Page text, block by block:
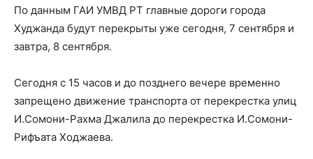
По данным ГАИ УМВД РТ главные дороги города
Худжанда будут перекрыты уже сегодня, 7 сентября и
завтра, 8 сентября.
Сегодня с 15 часов и до позднего вечере временно
запрещено движение транспорта от перекрестка улиц
И.Сомони-Рахма Джалила до перекрестка И.Сомони-
Рифъата Ходжаева.